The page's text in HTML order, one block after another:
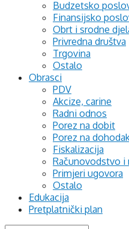
Budzetsko
Finansijsko
Obrt i srodne
Privredna društva
Trgovina
Ostalo
Obrasci
PDV
Akcize, carine
Radni odnos
Porez na dobit
Porez na
Fiskalizacija
Računovodstvo i
Primjeri ugovora
Ostalo
Edukacija
Pretplatnički plan